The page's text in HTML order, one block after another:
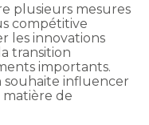
plusieurs mesures
compétitive
les innovations
transition
importants.
souhaite influencer
matière de